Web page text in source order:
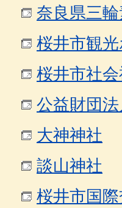
奈良県三
桜井市観
桜井市社
公益財団
大神神社
談山神社
桜井市国